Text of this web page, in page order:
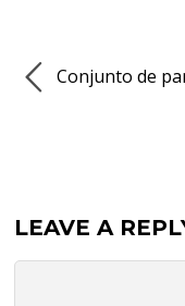
Conjunto de
LEAVE A